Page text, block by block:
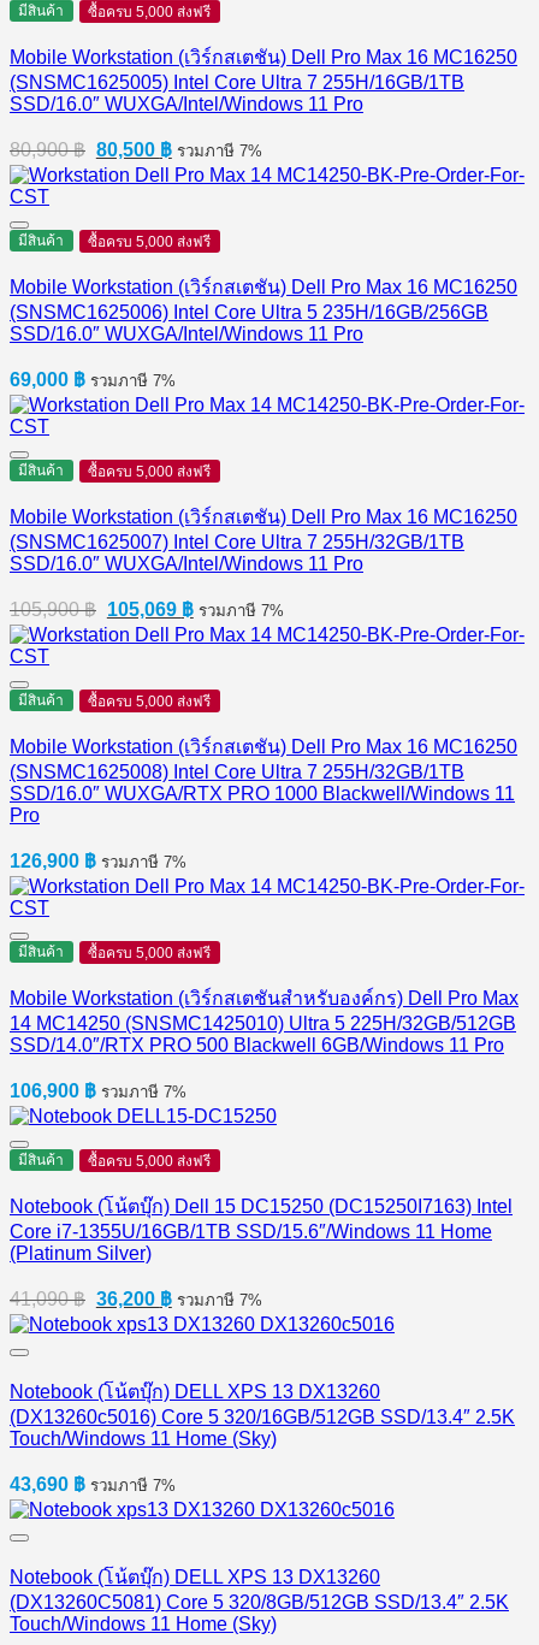
มีสินค้า ซื้อครบ 5,000 ส่งฟรี
Mobile Workstation (เวิร์กสเตชัน) Dell Pro Max 16 MC16250
(SNSMC1625005) Intel Core Ultra 7 255H/16GB/1TB
SSD/16.0″ WUXGA/Intel/Windows 11 Pro
80,900฿ Original
price
was:
80,500 ฿Current
price
is:
รวมภาษี 7%
มีสินค้า ซื้อครบ 5,000 ส่งฟรี
Mobile Workstation (เวิร์กสเตชัน) Dell Pro Max 16 MC16250
(SNSMC1625006) Intel Core Ultra 5 235H/16GB/256GB
SSD/16.0″ WUXGA/Intel/Windows 11 Pro
69,000 ฿ รวมภาษี 7%
มีสินค้า ซื้อครบ 5,000 ส่งฟรี
Mobile Workstation (เวิร์กสเตชัน) Dell Pro Max 16 MC16250
(SNSMC1625007) Intel Core Ultra 7 255H/32GB/1TB
SSD/16.0″ WUXGA/Intel/Windows 11 Pro
105,900฿ Original
price
was:
105,069 ฿Current
price
is:
รวมภาษี 7%
มีสินค้า ซื้อครบ 5,000 ส่งฟรี
Mobile Workstation (เวิร์กสเตชัน) Dell Pro Max 16 MC16250
(SNSMC1625008) Intel Core Ultra 7 255H/32GB/1TB
SSD/16.0″ WUXGA/RTX PRO 1000 Blackwell/Windows 11
Pro
126,900 ฿ รวมภาษี 7%
มีสินค้า ซื้อครบ 5,000 ส่งฟรี
Mobile Workstation (เวิร์กสเตชันสำหรับองค์กร) Dell Pro Max
14 MC14250 (SNSMC1425010) Ultra 5 225H/32GB/512GB
SSD/14.0″/RTX PRO 500 Blackwell 6GB/Windows 11 Pro
106,900 ฿ รวมภาษี 7%
มีสินค้า ซื้อครบ 5,000 ส่งฟรี
Notebook (โน้ตบุ๊ก) Dell 15 DC15250 (DC15250I7163) Intel
Core i7-1355U/16GB/1TB SSD/15.6″/Windows 11 Home
(Platinum Silver)
41,090฿ Original
price
was:
36,200 ฿Current
price
is:
รวมภาษี 7%
Notebook (โน้ตบุ๊ก) DELL XPS 13 DX13260
(DX13260c5016) Core 5 320/16GB/512GB SSD/13.4″ 2.5K
Touch/Windows 11 Home (Sky)
43,690 ฿ รวมภาษี 7%
Notebook (โน้ตบุ๊ก) DELL XPS 13 DX13260
(DX13260C5081) Core 5 320/8GB/512GB SSD/13.4″ 2.5K
Touch/Windows 11 Home (Sky)